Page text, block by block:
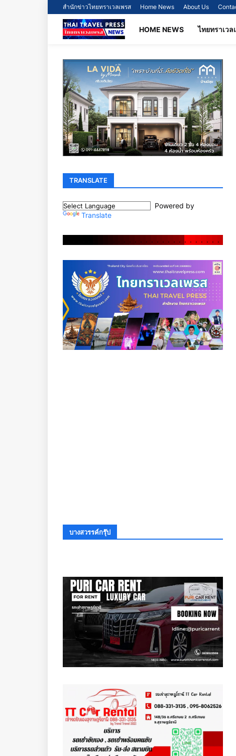
สำนักข่าวไทยทราเวลเพรส Home News About Us
HOME NEWS ไทยทราเวล
TRANSLATE
Powered by
Translate
. . . . . . . . . . . . . . . . . .
บางสวรรค์กรุ๊ป